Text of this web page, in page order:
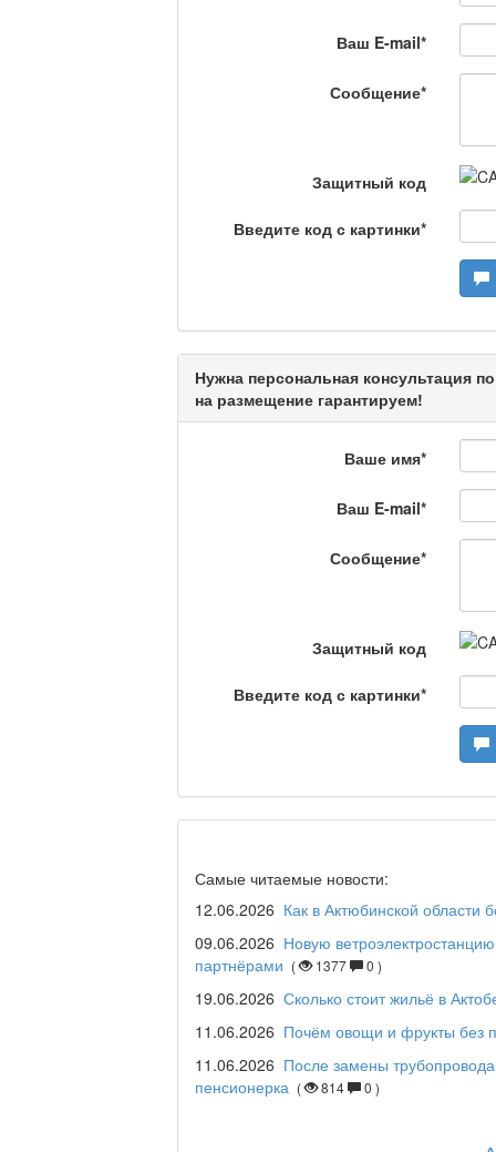
На полицейской
Еженедельный обзор
Люди в кадре
Актуальный
Кто поможет
Сделано в Актобе /
Станем чемпионами
Дәрігер не айтады?
Maslihat LIVE
Отчётная встреча
қаласы әкімінің
Ваш E-mail*
Сообщение*
Защитный код
Введите код с картинки*
Нужна персональная консультация
на размещение гарантируем!
Ваше имя*
Ваш E-mail*
Сообщение*
Защитный код
Введите код с картинки*
Самые читаемые новости:
12.06.2026 Как в Актюбинской области
09.06.2026 Новую
партнёрами ( 1377 0 )
19.06.2026 Сколько стоит жильё в
11.06.2026 Почём овощи и фрукты без
11.06.2026 После замены
пенсионерка ( 814 0 )